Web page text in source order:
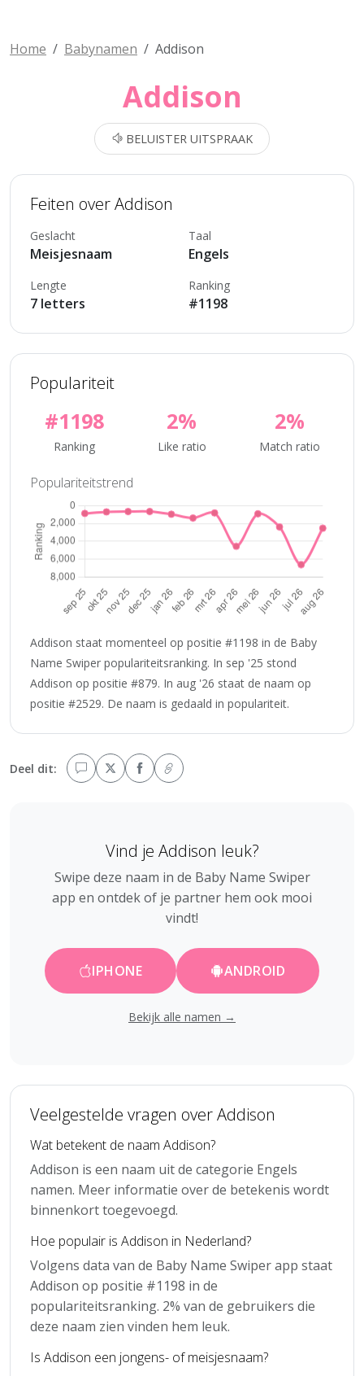
Home Babynamen Addison
Addison
BELUISTER UITSPRAAK
Feiten over Addison
Geslacht
Meisjesnaam
Taal
Engels
Lengte
7 letters
Ranking
#1198
Populariteit
#1198
Ranking
2%
Like ratio
2%
Match ratio
Populariteitstrend
Addison staat momenteel op positie #1198 in de Baby
Name Swiper populariteitsranking. In sep '25 stond
Addison op positie #879. In aug '26 staat de naam op
positie #2529. De naam is gedaald in populariteit.
Deel dit:
Vind je Addison leuk?
Swipe deze naam in de Baby Name Swiper
app en ontdek of je partner hem ook mooi
vindt!
IPHONE ANDROID
Bekijk alle namen →
Veelgestelde vragen over Addison
Wat betekent de naam Addison?
Addison is een naam uit de categorie Engels
namen. Meer informatie over de betekenis wordt
binnenkort toegevoegd.
Hoe populair is Addison in Nederland?
Volgens data van de Baby Name Swiper app staat
Addison op positie #1198 in de
populariteitsranking. 2% van de gebruikers die
deze naam zien vinden hem leuk.
Is Addison een jongens- of meisjesnaam?